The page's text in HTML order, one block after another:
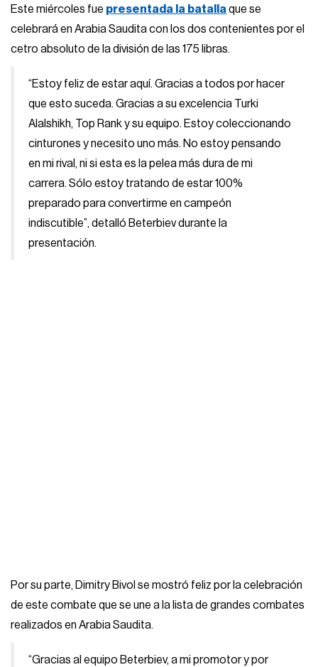
Este miércoles fue presentada la batalla que se
celebrará en Arabia Saudita con los dos contenientes por el
cetro absoluto de la división de las 175 libras.
“Estoy feliz de estar aquí. Gracias a todos por hacer
que esto suceda. Gracias a su excelencia Turki
Alalshikh, Top Rank y su equipo. Estoy coleccionando
cinturones y necesito uno más. No estoy pensando
en mi rival, ni si esta es la pelea más dura de mi
carrera. Sólo estoy tratando de estar 100%
preparado para convertirme en campeón
indiscutible”, detalló Beterbiev durante la
presentación.
Por su parte, Dimitry Bivol se mostró feliz por la celebración
de este combate que se une a la lista de grandes combates
realizados en Arabia Saudita.
“Gracias al equipo Beterbiev, a mi promotor y por